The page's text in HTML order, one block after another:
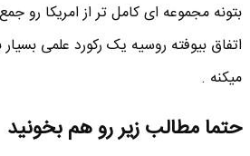
بتونه مجموعه ای کامل تر از امریکا رو
اتفاق بیوفته روسیه یک رکورد علمی
میکنه .
حتما مطالب زیر رو هم بخونید